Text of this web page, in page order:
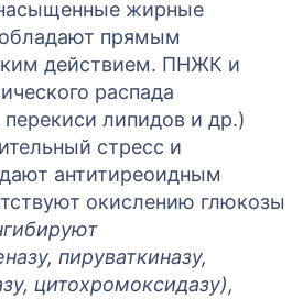
жирные
прямым
действием. ПНЖК и
распада
липидов и др.)
стресс и
антитиреоидным
окислению глюкозы
пируваткиназу,
цитохромоксидазу),